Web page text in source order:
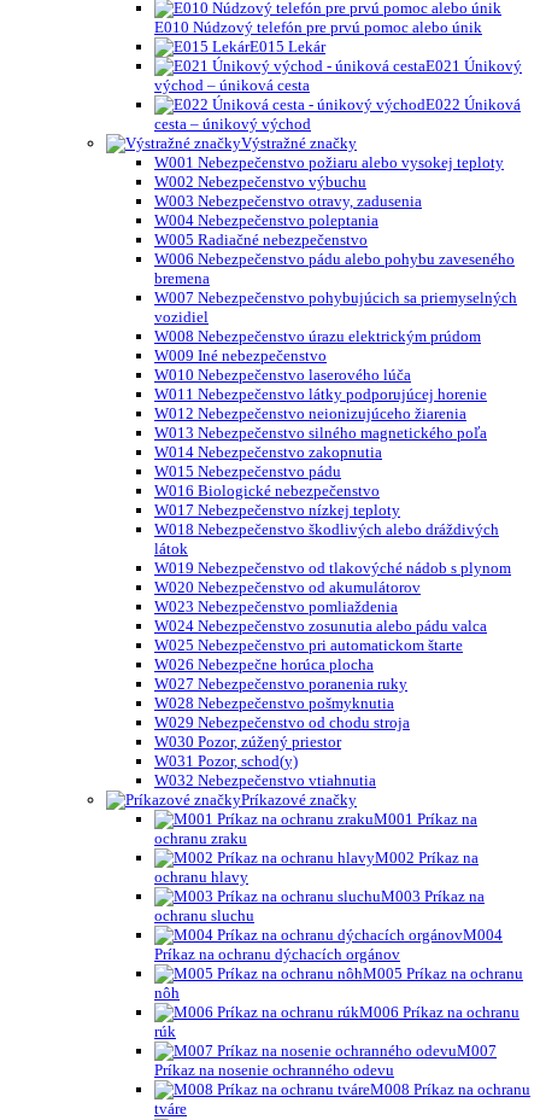
E010 Núdzový telefón pre prvú pomoc alebo únik
E015 Lekár
E021 Únikový
východ – úniková cesta
E022 Úniková
cesta – únikový východ
Výstražné značky
W001 Nebezpečenstvo požiaru alebo vysokej teploty
W002 Nebezpečenstvo výbuchu
W003 Nebezpečenstvo otravy, zadusenia
W004 Nebezpečenstvo poleptania
W005 Radiačné nebezpečenstvo
W006 Nebezpečenstvo pádu alebo pohybu zaveseného
bremena
W007 Nebezpečenstvo pohybujúcich sa priemyselných
vozidiel
W008 Nebezpečenstvo úrazu elektrickým prúdom
W009 Iné nebezpečenstvo
W010 Nebezpečenstvo laserového lúča
W011 Nebezpečenstvo látky podporujúcej horenie
W012 Nebezpečenstvo neionizujúceho žiarenia
W013 Nebezpečenstvo silného magnetického poľa
W014 Nebezpečenstvo zakopnutia
W015 Nebezpečenstvo pádu
W016 Biologické nebezpečenstvo
W017 Nebezpečenstvo nízkej teploty
W018 Nebezpečenstvo škodlivých alebo dráždivých
látok
W019 Nebezpečenstvo od tlakovýché nádob s plynom
W020 Nebezpečenstvo od akumulátorov
W023 Nebezpečenstvo pomliaždenia
W024 Nebezpečenstvo zosunutia alebo pádu valca
W025 Nebezpečenstvo pri automatickom štarte
W026 Nebezpečne horúca plocha
W027 Nebezpečenstvo poranenia ruky
W028 Nebezpečenstvo pošmyknutia
W029 Nebezpečenstvo od chodu stroja
W030 Pozor, zúžený priestor
W031 Pozor, schod(y)
W032 Nebezpečenstvo vtiahnutia
Príkazové značky
M001 Príkaz na
ochranu zraku
M002 Príkaz na
ochranu hlavy
M003 Príkaz na
ochranu sluchu
M004
Príkaz na ochranu dýchacích orgánov
M005 Príkaz na ochranu
nôh
M006 Príkaz na ochranu
rúk
M007
Príkaz na nosenie ochranného odevu
M008 Príkaz na ochranu
tváre